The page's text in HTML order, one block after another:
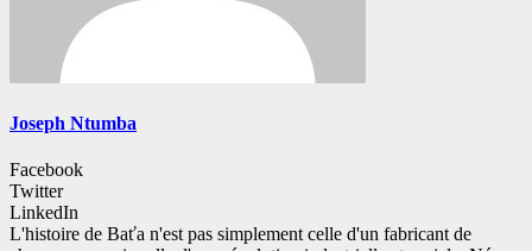
Joseph Ntumba
Facebook
Twitter
LinkedIn
L'histoire de Baťa n'est pas simplement celle d'un fabricant de